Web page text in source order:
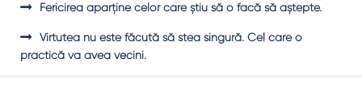
Fericirea aparţine celor care ştiu să o facă să aştepte.
Virtutea nu este făcută să stea singură. Cel care o
practică va avea vecini.